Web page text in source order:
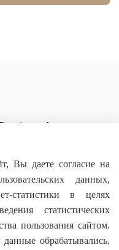
Вы даете согласие на
данных,
статистики в целях
статистических
пользования сайтом.
обрабатывались,